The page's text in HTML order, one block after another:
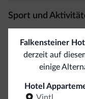
Sport und
Live Unterhaltung
Manege/ Reiten
Trekkingwege
Allgemein
Falkensteiner
derzeit auf
einige
Hotel